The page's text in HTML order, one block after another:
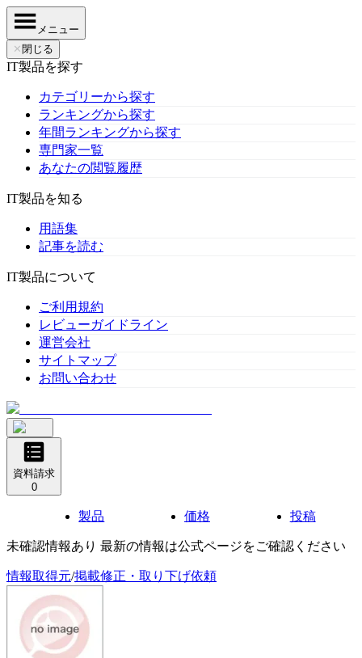
メニュー
✕ 閉じる
IT製品を探す
カテゴリーから探す
ランキングから探す
年間ランキングから探す
専門家一覧
あなたの閲覧履歴
IT製品を知る
用語集
記事を読む
IT製品について
ご利用規約
レビューガイドライン
運営会社
サイトマップ
お問い合わせ
資料請求
0
製品 価格 投稿
未確認情報あり 最新の情報は公式ページをご確認ください
情報取得元/掲載修正・取り下げ依頼